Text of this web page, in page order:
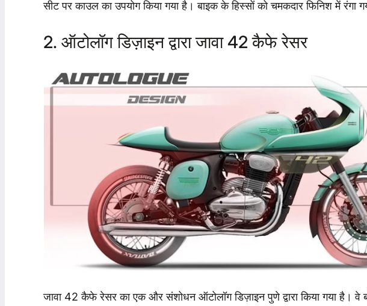
सीट पर काउल का उपयोग किया गया है। बाइक के हिस्सों को चमकदार फिनिश में रंगा
2. ऑटोलॉग डिज़ाइन द्वारा जावा 42 कैफे रेसर
जावा 42 कैफे रेसर का एक और संशोधन ऑटोलॉग डिज़ाइन पुणे द्वारा किया गया है।